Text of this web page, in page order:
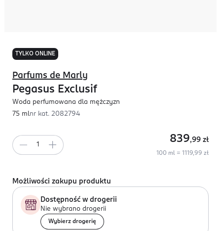
TYLKO ONLINE
Parfums de Marly
Pegasus Exclusif
Woda perfumowana dla mężczyzn
75 mlnr kat. 2082794
839,99 zł
100 ml = 1119,99 zł
Możliwości zakupu produktu
Dostępność w drogerii
Nie wybrano drogerii
Wybierz drogerię